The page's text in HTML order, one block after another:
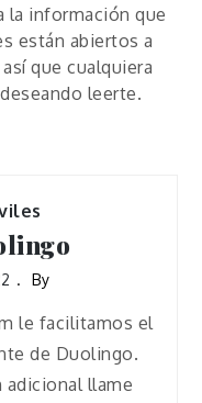
la información que
están abiertos a
que cualquiera
leerte.
By
le facilitamos el
de Duolingo.
adicional llame